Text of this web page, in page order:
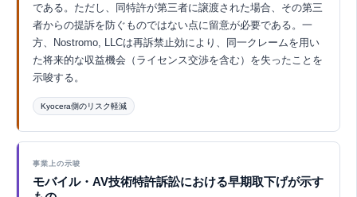
である。ただし、同特許が第三者に譲渡された場合、その第三
者からの提訴を防ぐものではない点に留意が必要である。一
方、Nostromo, LLCは再訴禁止効により、同一クレームを用い
た将来的な収益機会（ライセンス交渉を含む）を失ったことを
示唆する。
Kyocera側のリスク軽減
事業上の示唆
モバイル・AV技術特許訴訟における早期取下げが示す